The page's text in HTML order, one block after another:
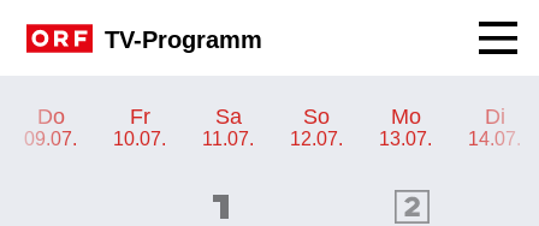
TV-Programm
Do
09.07.
Fr
10.07.
Sa
11.07.
So
12.07.
Mo
13.07.
Di
14.07.
ORF 2 Programm